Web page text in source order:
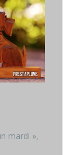
mardi »,